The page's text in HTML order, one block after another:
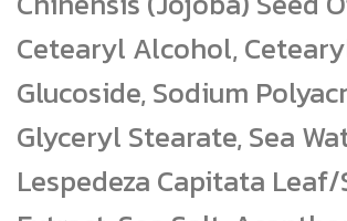
Cetearyl Alcohol,
Glucoside, Sodium
Glyceryl Stearate, Sea
Lespedeza Capitata